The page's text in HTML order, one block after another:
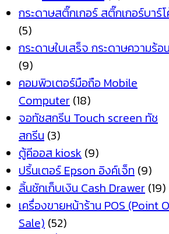
กระดาษสติ๊กเกอร์ สติ๊กเกอร์บาร์
(5)
กระดาษใบเสร็จ กระดาษความร้อ
(9)
คอมพิวเตอร์มือถือ Mobile
Computer (18)
จอทัชสกรีน Touch screen ทัช
สกรีน (3)
ตู้คีออส kiosk (9)
ปริ้นเตอร์ Epson อิงค์เจ็ท (9)
ลิ้นชักเก็บเงิน Cash Drawer (19)
เครื่องขายหน้าร้าน POS (Point
Sale) (52)